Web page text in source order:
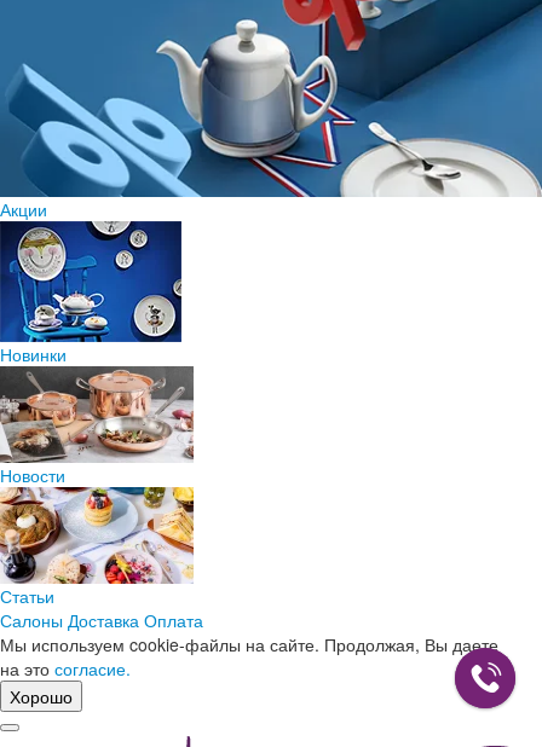
Акции
Новинки
Новости
Статьи
Салоны Доставка Оплата
Мы используем cookie-файлы на сайте. Продолжая, Вы даете
на это согласие.
Хорошо